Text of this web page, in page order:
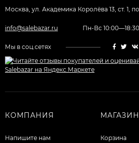
Москва, ул. Академика Королёва 13, ст. 1,
info@salebazar.ru Пн-Вс 10:00—18:30
Мы в соц.сетях
КОМПАНИЯ
Напишите нам
МАГАЗИН
Корзина